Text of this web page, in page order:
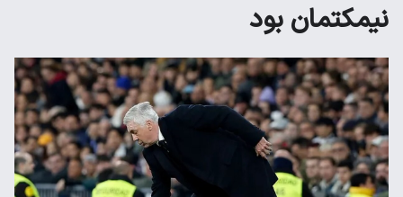
نیمکتمان بود